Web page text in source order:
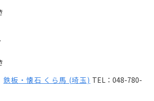
鉄板・懐石 くら馬 (埼玉) TEL：048-780-